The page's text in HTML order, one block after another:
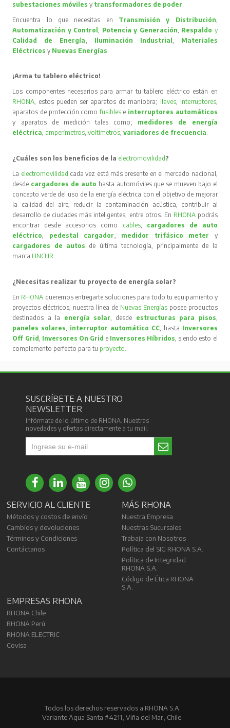
subestaciones móvilesy transformadores de poder.
Encuentra lo que necesitas en Transmisión y Distribución,
Automatización y Control, Potencia y Generación, Respaldo y
Calidad de Energía, Iluminación Industrial , Materiales
Eléctricos y Nuevas Energías.
¡Arma tu tablero eléctrico!
Los componentes necesarios para armar tu tablero eléctrico están en
RHONA , estos pueden ser aparatos de maniobra; llaves, interruptores,
aparatos de protección comofusibles e interruptores automáticos
y aparatos de medición tales como; medidores de energía
eléctrica amperímetros ,voltímetros ,variadores de frecuencia
¿Cuáles son los beneficios de la electromovilidad ?
La electromovilidad cada vez está más presente en el mercado nacional,
desde cargadores de auto hasta automóviles que se mueven bajo el
concepto verde del uso de la energía eléctrica con el objetivo de mejorar
la calidad del aire, reducir la contaminación acústica, contribuir al
desarrollo de ciudades más inteligentes, entre otros. En RHONA podrás
encontrar desde accesorios como cables, cargadores de auto
eléctrico
pedestal cargador medidor trifásico meter
y
cargadores de autos de última tecnología, principalmente de la
marca LINCHR
¿Necesitas realizar tu proyecto de energía solar?
En RHONA queremos entregarte soluciones para todo tu equipamiento y
proyectos eléctricos, nuestra línea de Nuevas Energíasposee productos
destinados a la energía solar , desde estructuras para pisos
paneles solares
interruptor automático CC, hasta Inversores
Off Grid
Inversores On Grid e Inversores Híbridos , siendo esto el
complemento perfecto para tu proyecto
SUSCRÍBETE A NUESTRO
NEWSLETTER
Infórmate de lo último de RHONA. Nuestras
novedades y ofertas directamente a tu mail.
SERVICIO AL CLIENTE
Métodos y costos de envío
Cambios y devoluciones
Términos y Condiciones
Contáctanos
MÁS RHONA
Nuestra Empresa
Nuestras Sucursales
Trabaja con Nosotros
Política del SIG RHONA S.A.
Política de Integridad
RHONA S.A.
Código de Ética RHONA
S.A.
EMPRESAS RHONA
RHONA Chile
RHONA Perú
RHONA ELECTRIC
Covisa
Todos los derechos reservados a RHONA S.A.
Variante Agua Santa #4211, Viña del Mar, Chile.